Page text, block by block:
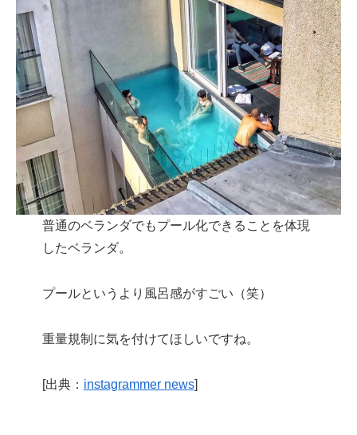
普通のベランダでもプール化できることを体現
したベランダ。
プールというより風呂感がすごい（笑）
重量規制に気を付けてほしいですね。
[出典： instagrammer news]